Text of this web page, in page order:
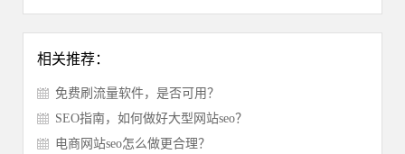
相关推荐：
免费刷流量软件，是否可用？
SEO指南，如何做好大型网站seo？
电商网站seo怎么做更合理？